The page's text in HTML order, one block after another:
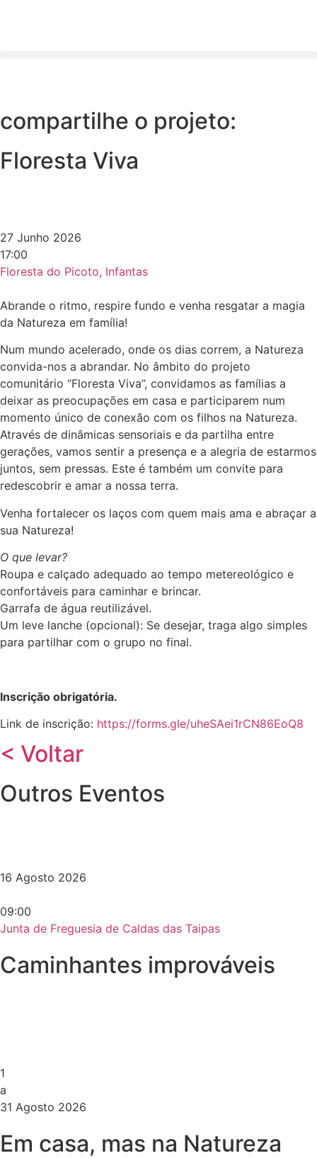
compartilhe o projeto:
Floresta Viva
27 Junho 2026
17:00
Floresta do Picoto, Infantas
Abrande o ritmo, respire fundo e venha resgatar a magia
da Natureza em família!
Num mundo acelerado, onde os dias correm, a Natureza
convida-nos a abrandar. No âmbito do projeto
comunitário “Floresta Viva”, convidamos as famílias a
deixar as preocupações em casa e participarem num
momento único de conexão com os filhos na Natureza.
Através de dinâmicas sensoriais e da partilha entre
gerações, vamos sentir a presença e a alegria de estarmos
juntos, sem pressas. Este é também um convite para
redescobrir e amar a nossa terra.
Venha fortalecer os laços com quem mais ama e abraçar a
sua Natureza!
O que levar?
Roupa e calçado adequado ao tempo metereológico e
confortáveis para caminhar e brincar.
Garrafa de água reutilizável.
Um leve lanche (opcional): Se desejar, traga algo simples
para partilhar com o grupo no final.
Inscrição obrigatória.
Link de inscrição: https://forms.gle/uheSAei1rCN86EoQ8
< Voltar
Outros Eventos
16 Agosto 2026
09:00
Junta de Freguesia de Caldas das Taipas
Caminhantes improváveis
1
a
31 Agosto 2026
Em casa, mas na Natureza